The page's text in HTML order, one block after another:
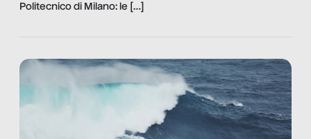
Politecnico di Milano: le […]